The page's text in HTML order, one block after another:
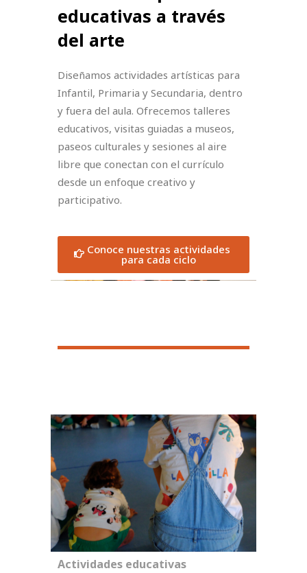
educativas a través
del arte
Diseñamos actividades artísticas para
Infantil, Primaria y Secundaria, dentro
y fuera del aula. Ofrecemos talleres
educativos, visitas guiadas a museos,
paseos culturales y sesiones al aire
libre que conectan con el currículo
desde un enfoque creativo y
participativo.
Conoce nuestras actividades
para cada ciclo
Actividades educativas